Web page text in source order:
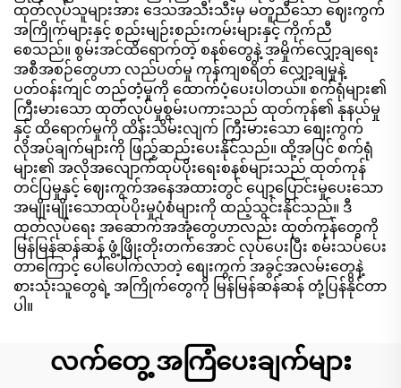
ထုတ်လုပ်သူများအား ဒေသအသီးသီးမှ မတူညီသော ဈေးကွက်
အကြိုက်များနှင့် စည်းမျဉ်းစည်းကမ်းများနှင့် ကိုက်ညီ
စေသည်။ စွမ်းအင်ထိရောက်တဲ့ စနစ်တွေနဲ့ အမှိုက်လျှော့ချရေး
အစီအစဉ်တွေဟာ လည်ပတ်မှု ကုန်ကျစရိတ် လျှော့ချမှုနဲ့
ပတ်ဝန်းကျင် တည်တံ့မှုကို ထောက်ပံ့ပေးပါတယ်။ စက်ရုံများ၏
ကြီးမားသော ထုတ်လုပ်မှုစွမ်းပကားသည် ထုတ်ကုန်၏ နုနယ်မှု
နှင့် ထိရောက်မှုကို ထိန်းသိမ်းလျက် ကြီးမားသော စျေးကွက်
လိုအပ်ချက်များကို ဖြည့်ဆည်းပေးနိုင်သည်။ ထို့အပြင် စက်ရုံ
များ၏ အလိုအလျောက်ထုပ်ပိုးရေးစနစ်များသည် ထုတ်ကုန်
တင်ပြမှုနှင့် ဈေးကွက်အနေအထားတွင် ပျော့ပြောင်းမှုပေးသော
အမျိုးမျိုးသောထုပ်ပိုးမှုပုံစံများကို ထည့်သွင်းနိုင်သည်။ ဒီ
ထုတ်လုပ်ရေး အဆောက်အအုံတွေဟာလည်း ထုတ်ကုန်တွေကို
မြန်မြန်ဆန်ဆန် ဖွံ့ဖြိုးတိုးတက်အောင် လုပ်ပေးပြီး စမ်းသပ်ပေး
တာကြောင့် ပေါ်ပေါက်လာတဲ့ စျေးကွက် အခွင့်အလမ်းတွေနဲ့
စားသုံးသူတွေရဲ့ အကြိုက်တွေကို မြန်မြန်ဆန်ဆန် တုံ့ပြန်နိုင်တာ
ပါ။
လက်တွေ့ အကြံပေးချက်များ